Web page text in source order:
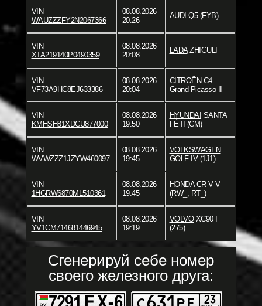
VIN
WAUZZZFY2N2067366
08.08.2026
20:26
AUDI Q5 (FYB)
VIN
XTA219140P0490359
08.08.2026
20:08
LADAZHIGULI
VIN
VF73A9HC8EJ633386
08.08.2026
20:04
CITROËN C4
Grand Picasso II
VIN
KMHSH81XDCU877000
08.08.2026
19:50
HYUNDAI SANTA
FÉ II (CM)
VIN
WVWZZZ1JZYW460097
08.08.2026
19:45
VOLKSWAGEN
GOLF IV (1J1)
VIN
1HGRW6870ML510361
08.08.2026
19:45
HONDACR-V V
(RW_, RT_)
VIN
YV1CM714681446945
08.08.2026
19:19
VOLVOXC90 I
(275)
Сгенерируй себе номер
своего железного друга: